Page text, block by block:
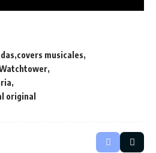
covers musicales
original